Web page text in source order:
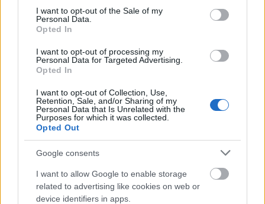
consent section.
I want to opt-out of the Sale of my
Personal Data.
Opted In
I want to opt-out of processing my
Personal Data for Targeted Advertising.
Opted In
I want to opt-out of Collection, Use,
Retention, Sale, and/or Sharing of my
Personal Data that Is Unrelated with the
Purposes for which it was collected.
Opted Out
Google consents
I want to allow Google to enable storage
related to advertising like cookies on web or
device identifiers in apps.
Négy további művészettörténész is osztotta
a vizsgálódók sejtését: a rajz Biancát
ábrázolja. Végül Kaliforniából a nagy
tiszteletben álló Carlo Pedretti, az egyik
vezető Leonardo-szakértő is nyilatkozott. "Ha
Silverman feltételezése beigazolódna, ez
lenne az utóbbi száz év legjelentősebb
felfedezése a mester életművével
kapcsolatban" - szögezte le.
A puszta lehetőség azonnal heves vitát
robbantott ki. A kép eredeti minősítői
kitartottak a "19. századi német festmény"
besorolás mellett. Viszont az a volt